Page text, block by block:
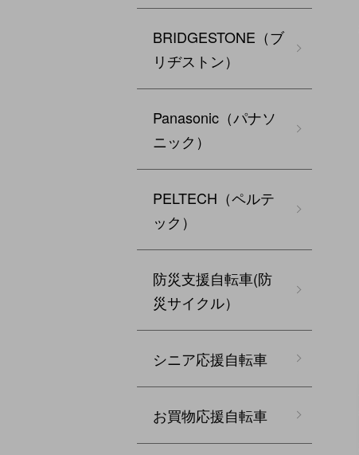
BRIDGESTONE（ブ
リヂストン）
Panasonic（パナソ
ニック）
PELTECH（ペルテ
ック）
防災支援自転車(防
災サイクル）
シニア応援自転車
お買物応援自転車